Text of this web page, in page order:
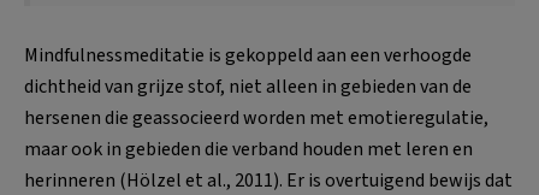
Mindfulnessmeditatie is gekoppeld aan een verhoogde
dichtheid van grijze stof, niet alleen in gebieden van de
hersenen die geassocieerd worden met emotieregulatie,
maar ook in gebieden die verband houden met leren en
herinneren (Hölzel et al., 2011). Er is overtuigend bewijs dat